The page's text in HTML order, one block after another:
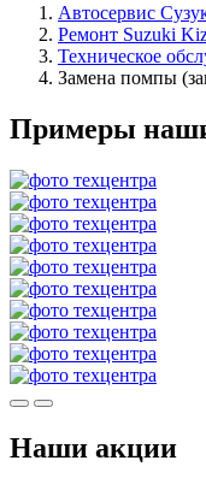
Автосервис
Ремонт Suzuki
Техническое
Замена помпы
Примеры
Наши акции